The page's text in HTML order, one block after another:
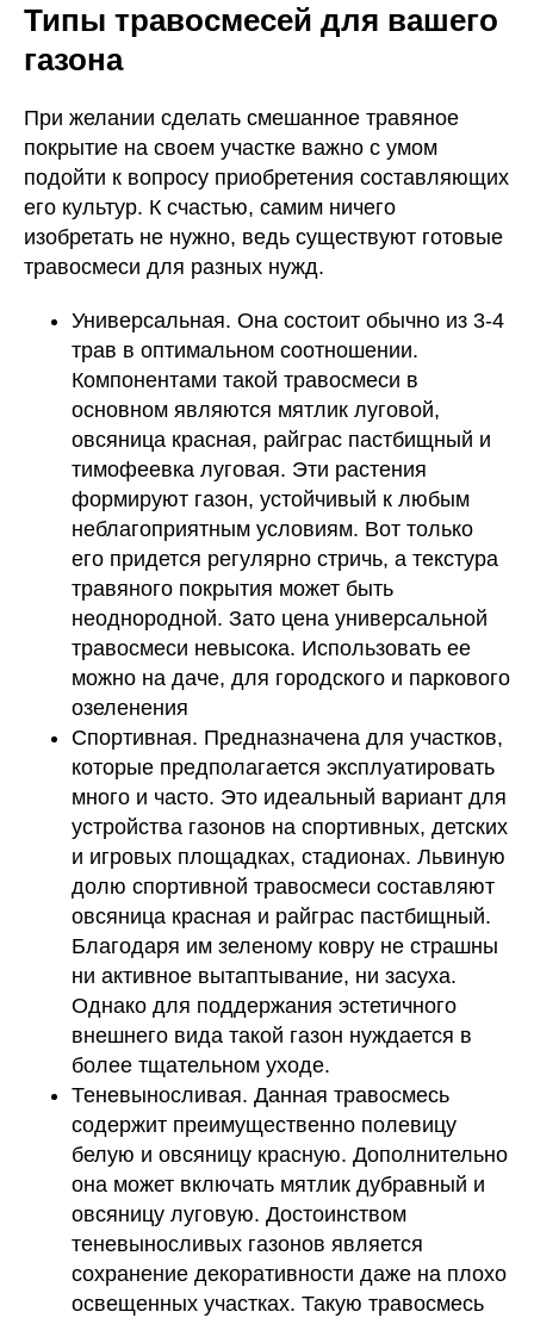
Типы травосмесей для вашего
газона
При желании сделать смешанное травяное
покрытие на своем участке важно с умом
подойти к вопросу приобретения составляющих
его культур. К счастью, самим ничего
изобретать не нужно, ведь существуют готовые
травосмеси для разных нужд.
Универсальная. Она состоит обычно из 3-4
трав в оптимальном соотношении.
Компонентами такой травосмеси в
основном являются мятлик луговой,
овсяница красная, райграс пастбищный и
тимофеевка луговая. Эти растения
формируют газон, устойчивый к любым
неблагоприятным условиям. Вот только
его придется регулярно стричь, а текстура
травяного покрытия может быть
неоднородной. Зато цена универсальной
травосмеси невысока. Использовать ее
можно на даче, для городского и паркового
озеленения
Спортивная. Предназначена для участков,
которые предполагается эксплуатировать
много и часто. Это идеальный вариант для
устройства газонов на спортивных, детских
и игровых площадках, стадионах. Львиную
долю спортивной травосмеси составляют
овсяница красная и райграс пастбищный.
Благодаря им зеленому ковру не страшны
ни активное вытаптывание, ни засуха.
Однако для поддержания эстетичного
внешнего вида такой газон нуждается в
более тщательном уходе.
Теневыносливая. Данная травосмесь
содержит преимущественно полевицу
белую и овсяницу красную. Дополнительно
она может включать мятлик дубравный и
овсяницу луговую. Достоинством
теневыносливых газонов является
сохранение декоративности даже на плохо
освещенных участках. Такую травосмесь